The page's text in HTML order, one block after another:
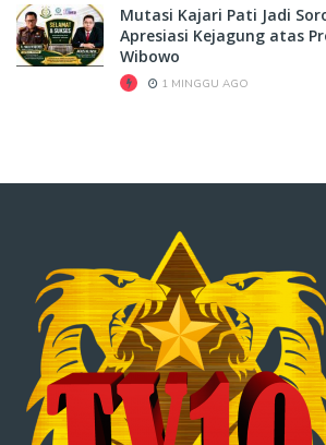
Mutasi Kajari Pati Jadi
Apresiasi Kejagung atas
Wibowo
1 MINGGU AGO